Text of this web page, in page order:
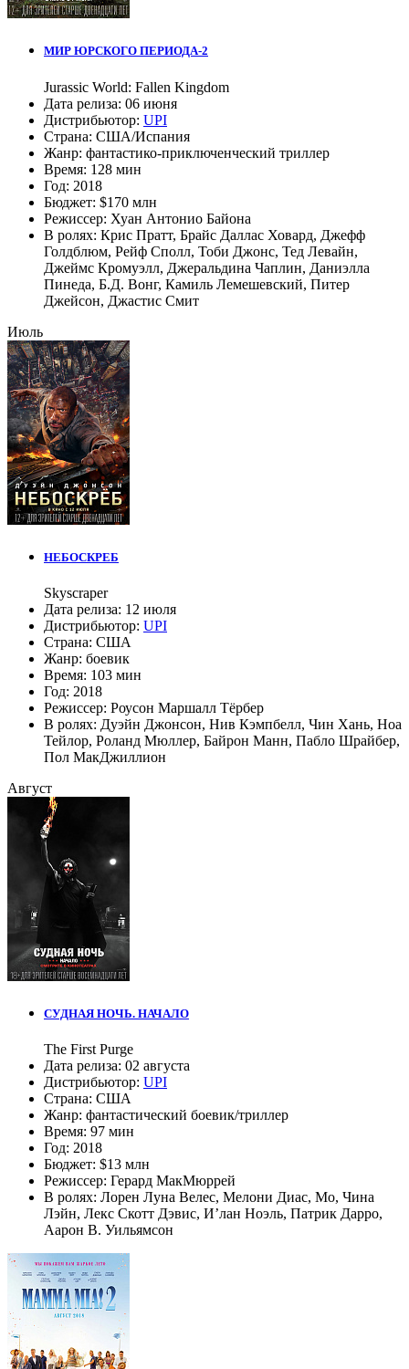
МИР ЮРСКОГО ПЕРИОДА-2
Jurassic World: Fallen Kingdom
Дата релиза: 06 июня
Дистрибьютор: UPI
Страна: США/Испания
Жанр: фантастико-приключенческий триллер
Время: 128 мин
Год: 2018
Бюджет: $170 млн
Режиссер: Хуан Антонио Байона
В ролях: Крис Пратт, Брайс Даллас Ховард, Джефф
Голдблюм, Рейф Сполл, Тоби Джонс, Тед Левайн,
Джеймс Кромуэлл, Джеральдина Чаплин, Даниэлла
Пинеда, Б.Д. Вонг, Камиль Лемешевский, Питер
Джейсон, Джастис Смит
Июль
НЕБОСКРЕБ
Skyscraper
Дата релиза: 12 июля
Дистрибьютор: UPI
Страна: США
Жанр: боевик
Время: 103 мин
Год: 2018
Режиссер: Роусон Маршалл Тёрбер
В ролях: Дуэйн Джонсон, Нив Кэмпбелл, Чин Хань, Ноа
Тейлор, Роланд Мюллер, Байрон Манн, Пабло Шрайбер,
Пол МакДжиллион
Август
СУДНАЯ НОЧЬ. НАЧАЛО
The First Purge
Дата релиза: 02 августа
Дистрибьютор: UPI
Страна: США
Жанр: фантастический боевик/триллер
Время: 97 мин
Год: 2018
Бюджет: $13 млн
Режиссер: Герард МакМюррей
В ролях: Лорен Луна Велес, Мелони Диас, Мо, Чина
Лэйн, Лекс Скотт Дэвис, И’лан Ноэль, Патрик Дарро,
Аарон В. Уильямсон